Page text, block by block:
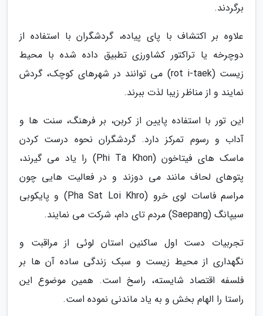
برگردند.
علاوه بر اکتشاف با پای پیاده، گردشگران با استفاده از
دوچرخه یا تراکتور کشاورزی تطبیق داده شده با محیط
زیست (rot i-taek) می توانند در شهرهای کوچک، گردش
نمایند و از مناظر زیبا لذت ببرند.
این تور با استفاده پایین از کربن، بر فرهنگ، سنت ها و
آداب و رسوم تمرکز دارد. گردشگران نحوه درست کردن
ماسک های فیتاخون (Phi Ta Khon) را یاد می گیرند،
پتوهای لحاف مانند می دوزند و در فعالیت هایی چون
مراسم فاسات لوی خرو (Pha Sat Loi Khro) و پایکوبی
سیپانگ (Saepang) مردم تای دام، شرکت می نمایند.
تجربیات دست اول ساکنین استان لوئی از مراقبت و
نگهداری از محیط زیست و سبک زندگی ساده آن ها بر
فلسفه اقتصاد شایسته، راسخ است. همین موضوع این
راستا را الهام بخش و به یاد ماندنی نموده است.